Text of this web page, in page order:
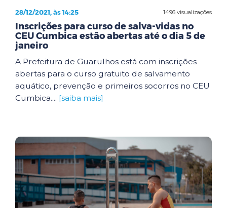
1496 visualizações
28/12/2021, às 14:25
Inscrições para curso de salva-vidas no
CEU Cumbica estão abertas até o dia 5 de
janeiro
A Prefeitura de Guarulhos está com inscrições
abertas para o curso gratuito de salvamento
aquático, prevenção e primeiros socorros no CEU
Cumbica.... [saiba mais]